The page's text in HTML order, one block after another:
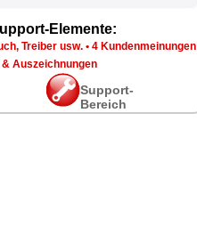
Elemente:
Treiber usw. • 4 Kundenmeinungen
Auszeichnungen
Support-
Bereich